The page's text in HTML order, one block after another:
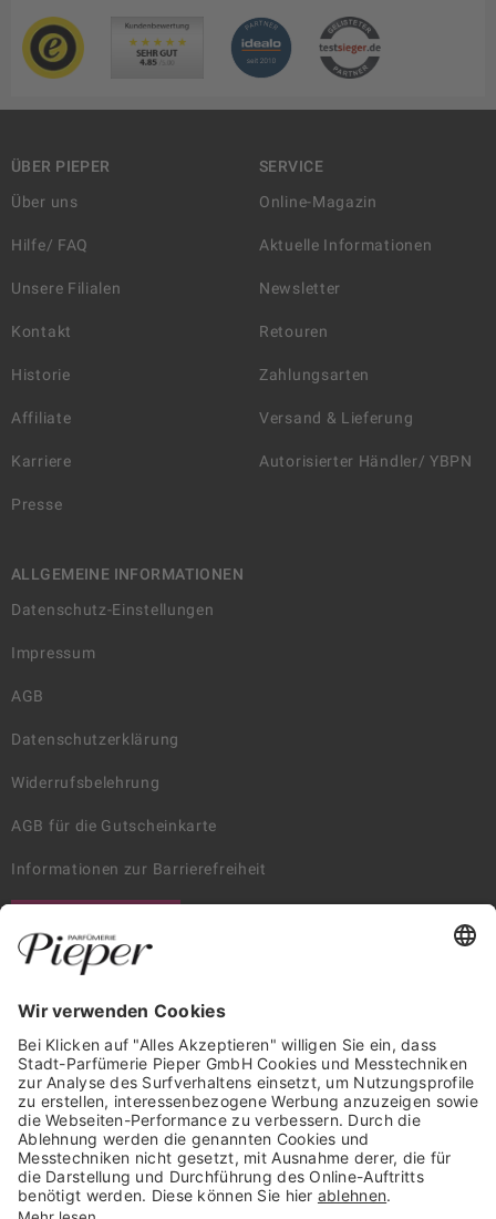
ÜBER PIEPER
Über uns
Hilfe/ FAQ
Unsere Filialen
Kontakt
Historie
Affiliate
Karriere
Presse
SERVICE
Online-Magazin
Aktuelle Informationen
Newsletter
Retouren
Zahlungsarten
Versand & Lieferung
Autorisierter Händler/ YBPN
ALLGEMEINE INFORMATIONEN
Datenschutz-Einstellungen
Impressum
AGB
Datenschutzerklärung
Widerrufsbelehrung
AGB für die Gutscheinkarte
Informationen zur Barrierefreiheit
Trusted Shops Mitglied seit 2010